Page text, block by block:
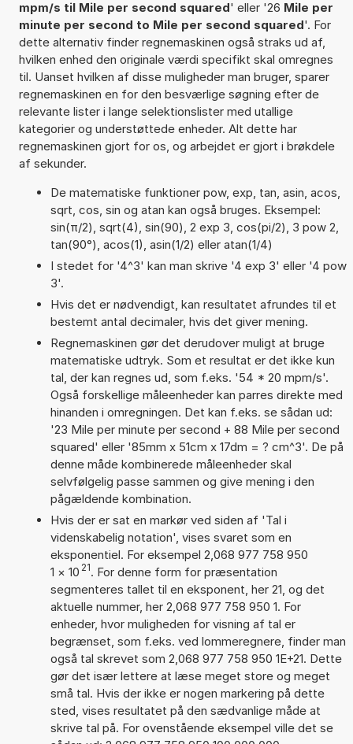
mpm/s til Mile per second squared' eller '26 Mile per
minute per second to Mile per second squared'. For
dette alternativ finder regnemaskinen også straks ud af,
hvilken enhed den originale værdi specifikt skal omregnes
til. Uanset hvilken af disse muligheder man bruger, sparer
regnemaskinen en for den besværlige søgning efter de
relevante lister i lange selektionslister med utallige
kategorier og understøttede enheder. Alt dette har
regnemaskinen gjort for os, og arbejdet er gjort i brøkdele
af sekunder.
De matematiske funktioner pow, exp, tan, asin, acos,
sqrt, cos, sin og atan kan også bruges. Eksempel:
sin(π/2), sqrt(4), sin(90), 2 exp 3, cos(pi/2), 3 pow 2,
tan(90°), acos(1), asin(1/2) eller atan(1/4)
I stedet for '4^3' kan man skrive '4 exp 3' eller '4 pow
3'.
Hvis det er nødvendigt, kan resultatet afrundes til et
bestemt antal decimaler, hvis det giver mening.
Regnemaskinen gør det derudover muligt at bruge
matematiske udtryk. Som et resultat er det ikke kun
tal, der kan regnes ud, som f.eks. '54 * 20 mpm/s'.
Også forskellige måleenheder kan parres direkte med
hinanden i omregningen. Det kan f.eks. se sådan ud:
'23 Mile per minute per second + 88 Mile per second
squared' eller '85mm x 51cm x 17dm = ? cm^3'. De på
denne måde kombinerede måleenheder skal
selvfølgelig passe sammen og give mening i den
pågældende kombination.
Hvis der er sat en markør ved siden af 'Tal i
videnskabelig notation', vises svaret som en
eksponentiel. For eksempel 2,068 977 758 950
1 × 10 21. For denne form for præsentation
segmenteres tallet til en eksponent, her 21, og det
aktuelle nummer, her 2,068 977 758 950 1. For
enheder, hvor muligheden for visning af tal er
begrænset, som f.eks. ved lommeregnere, finder man
også tal skrevet som 2,068 977 758 950 1E+21. Dette
gør det især lettere at læse meget store og meget
små tal. Hvis der ikke er nogen markering på dette
sted, vises resultatet på den sædvanlige måde at
skrive tal på. For ovenstående eksempel ville det se